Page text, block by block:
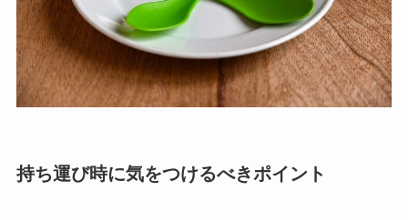
持ち運び時に気をつけるべきポイント